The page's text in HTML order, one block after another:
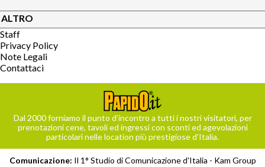
ALTRO
Staff
Privacy Policy
Note Legali
Contattaci
Dal 2000 forniamo il punto d’incontro a tutti i nostri visitatori, per
prenotazioni cene, tavoli ed ingressi con sconti ed agevolazioni
particolari nelle location più prestigiose d’Italia.
Comunicazione: Il 1° Studio di Comunicazione d'Italia - Kam Group